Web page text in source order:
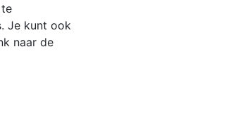
Je kunt ook
naar de